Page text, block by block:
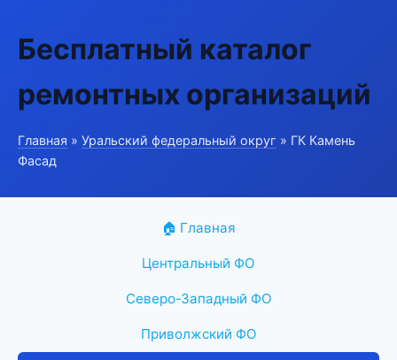
Бесплатный каталог
ремонтных организаций
Главная » Уральский федеральный округ » ГК Камень
Фасад
🏠 Главная
Центральный ФО
Северо-Западный ФО
Приволжский ФО